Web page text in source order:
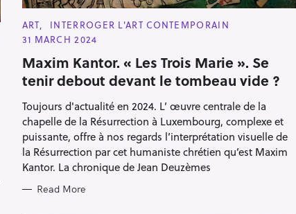
C
A
T
G
O
R
E
S
ART
INTERROGER L'ART CONTEMPORAIN
31 MARCH 2024
Maxim Kantor. « Les Trois Marie ». Se
tenir debout devant le tombeau vide ?
Toujours d'actualité en 2024. L’ œuvre centrale de la
chapelle de la Résurrection à Luxembourg, complexe et
puissante, offre à nos regards l’interprétation visuelle de
la Résurrection par cet humaniste chrétien qu’est Maxim
Kantor. La chronique de Jean Deuzèmes
Read More